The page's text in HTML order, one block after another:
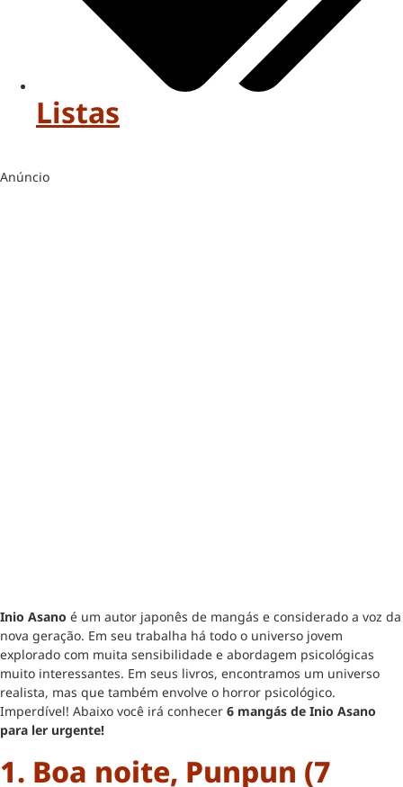
Listas
Anúncio
Inio Asano é um autor japonês de mangás e considerado a voz da
nova geração. Em seu trabalha há todo o universo jovem
explorado com muita sensibilidade e abordagem psicológicas
muito interessantes. Em seus livros, encontramos um universo
realista, mas que também envolve o horror psicológico.
Imperdível! Abaixo você irá conhecer 6 mangás de Inio Asano
para ler urgente!
1. Boa noite, Punpun (7